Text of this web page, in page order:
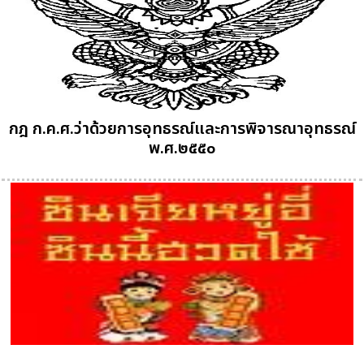
กฎ ก.ค.ศ.ว่าด้วยการอุทธรณ์และการพิจารณาอุทธรณ์
พ.ศ.๒๕๕๐